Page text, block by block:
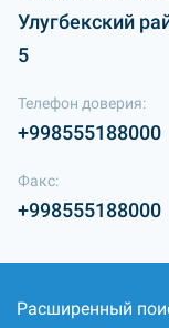
Улугбекский
5
Телефон доверия:
+998555188000
Факс:
+998555188000
Расширенный